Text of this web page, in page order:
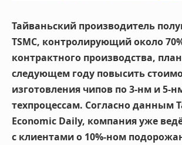
Тайваньский производитель
TSMC, контролирующий около
контрактного производства,
следующем году повысить
изготовления чипов по 3-нм и 5-
техпроцессам. Согласно данным
Economic Daily, компания уже
с клиентами о 10%-ном